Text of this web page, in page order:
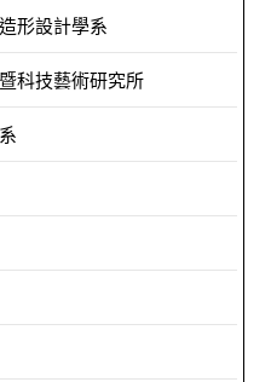
形設計學系
科技藝術研究所